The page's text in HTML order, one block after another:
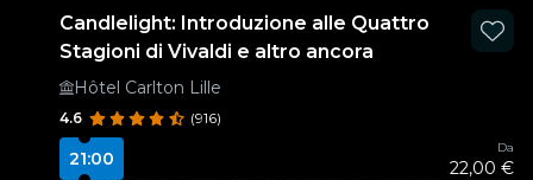
Candlelight: Introduzione alle Quattro
Stagioni di Vivaldi e altro ancora
Hôtel Carlton Lille
4.6 (916)
21:00
Da
22,00 €